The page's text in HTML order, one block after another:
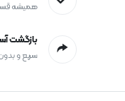
همیشه
بازگشت
سریع و